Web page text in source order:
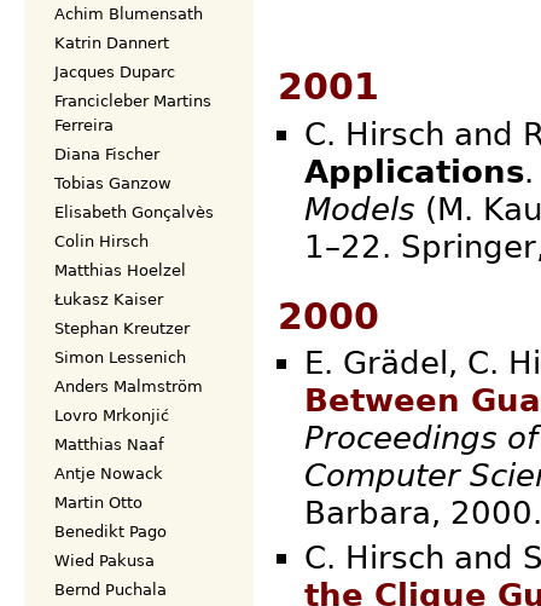
2001
C. Hirsch and
Applications
Models (M.
1–22.
2000
E. Grädel, C.
Between
Proceedings
Computer
C. Hirsch and
the Clique
Achim Blumensath
Katrin Dannert
Jacques Duparc
Francicleber Martins
Ferreira
Diana Fischer
Tobias Ganzow
Elisabeth Gonçalvès
Colin Hirsch
Matthias Hoelzel
Łukasz Kaiser
Stephan Kreutzer
Simon Lessenich
Anders Malmström
Lovro Mrkonjić
Matthias Naaf
Antje Nowack
Martin Otto
Benedikt Pago
Wied Pakusa
Bernd Puchala